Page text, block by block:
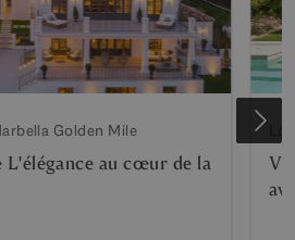
Golden Mile
L'élégance au cœur de la